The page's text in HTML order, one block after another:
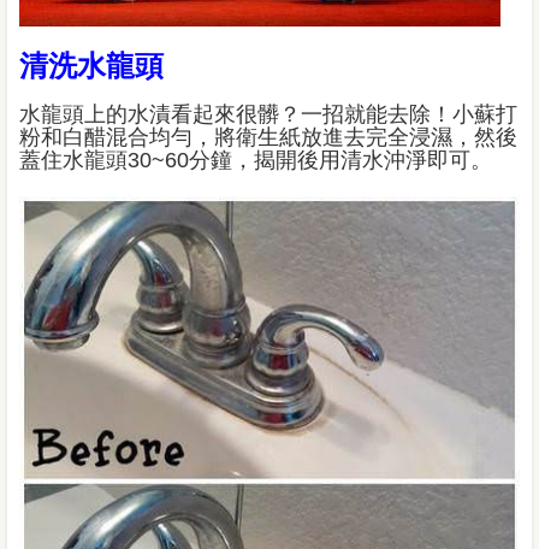
清洗水龍頭
水龍頭上的水漬看起來很髒？一招就能去除！小蘇打
粉和白醋混合均勻，將衛生紙放進去完全浸濕，然後
蓋住水龍頭30~60分鐘，揭開後用清水沖淨即可。